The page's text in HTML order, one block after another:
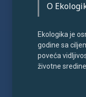
O
Ekologika je
godine sa
poveća
životne